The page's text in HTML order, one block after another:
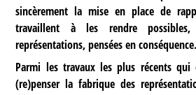
sincèrement la mise en place de
travaillent à les rendre
représentations, pensées en conséquence.
Parmi les travaux les plus récents
(re)penser la fabrique des